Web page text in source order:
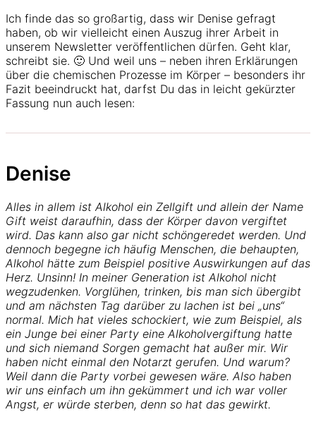
Ich finde das so großartig, dass wir Denise gefragt
haben, ob wir vielleicht einen Auszug ihrer Arbeit in
unserem Newsletter veröffentlichen dürfen. Geht klar,
schreibt sie. 🙂 Und weil uns – neben ihren Erklärungen
über die chemischen Prozesse im Körper – besonders ihr
Fazit beeindruckt hat, darfst Du das in leicht gekürzter
Fassung nun auch lesen:
Denise
Alles in allem ist Alkohol ein Zellgift und allein der Name
Gift weist daraufhin, dass der Körper davon vergiftet
wird. Das kann also gar nicht schöngeredet werden. Und
dennoch begegne ich häufig Menschen, die behaupten,
Alkohol hätte zum Beispiel positive Auswirkungen auf das
Herz. Unsinn! In meiner Generation ist Alkohol nicht
wegzudenken. Vorglühen, trinken, bis man sich übergibt
und am nächsten Tag darüber zu lachen ist bei „uns“
normal. Mich hat vieles schockiert, wie zum Beispiel, als
ein Junge bei einer Party eine Alkoholvergiftung hatte
und sich niemand Sorgen gemacht hat außer mir. Wir
haben nicht einmal den Notarzt gerufen. Und warum?
Weil dann die Party vorbei gewesen wäre. Also haben
wir uns einfach um ihn gekümmert und ich war voller
Angst, er würde sterben, denn so hat das gewirkt.